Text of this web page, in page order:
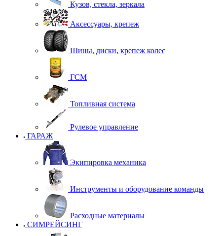
Кузов, стекла, зеркала
Аксессуары, крепеж
Шины, диски, крепеж колес
ГСМ
Топливная система
Рулевое управление
ГАРАЖ
Экипировка механика
Инструменты и оборудование команды
Расходные материалы
СИМРЕЙСИНГ